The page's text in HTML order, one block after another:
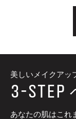
美しいメイクアッ
3-STEP
あなたの肌はこれ